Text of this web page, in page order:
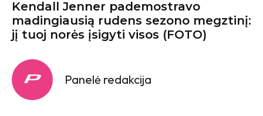
Kendall Jenner pademostravo
madingiausią rudens sezono megztinį:
jį tuoj norės įsigyti visos (FOTO)
Panelė redakcija